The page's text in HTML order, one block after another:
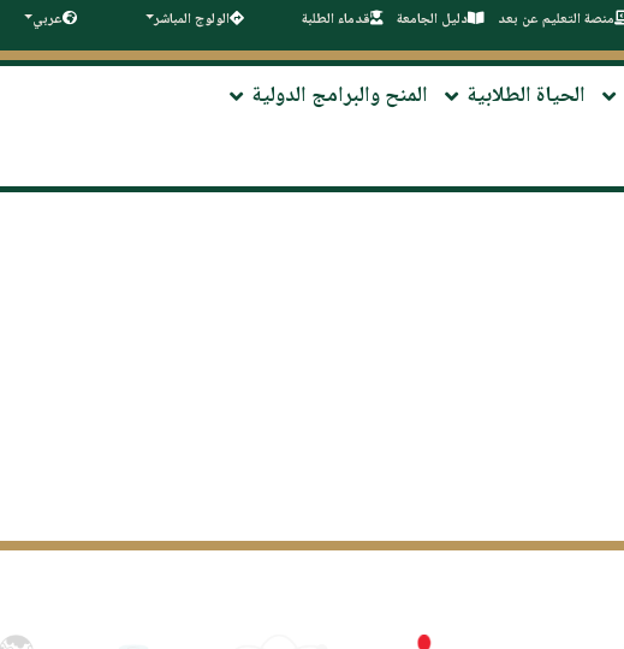
منصة التعليم عن بعد دليل الجامعة قدماء الطلبة الولوج المباشر عربي
الحياة الطلابية
المنح والبرامج الدولية